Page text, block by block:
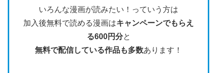
いろんな漫画が読みたい！っていう方は
加入後無料で読める漫画はキャンペーンでもらえ
る600円分と
無料で配信している作品も多数あります！